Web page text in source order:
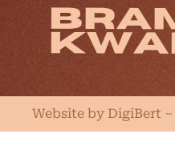
Website by DigiBert –